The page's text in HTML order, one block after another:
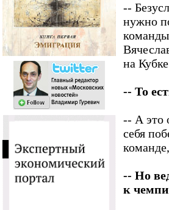
--
нужно
на
-- То
-- А это
себя
-- Но
к